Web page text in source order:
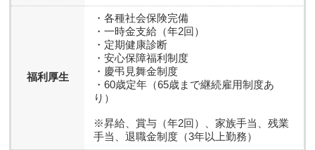
福利厚生
・各種社会保険完備
・一時金支給（年2回）
・定期健康診断
・安心保障福利制度
・慶弔見舞金制度
・60歳定年（65歳まで継続雇用制度あ
り）
※昇給、賞与（年2回）、家族手当、残業
手当、退職金制度（3年以上勤務）